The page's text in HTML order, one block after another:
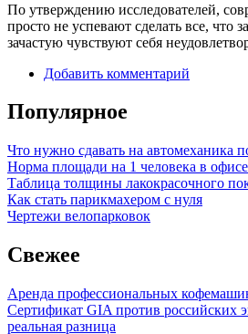
По утверждению исследователей,
просто не успевают сделать все, что
зачастую чувствуют себя
Добавить комментарий
Популярное
Что нужно сдавать на автомеханика
Норма площади на 1 человека в офисе
Таблица толщины лакокрасочного
Как стать парикмахером с нуля
Чертежи велопарковок
Свежее
Аренда профессиональных
Сертификат GIA против российских
реальная разница